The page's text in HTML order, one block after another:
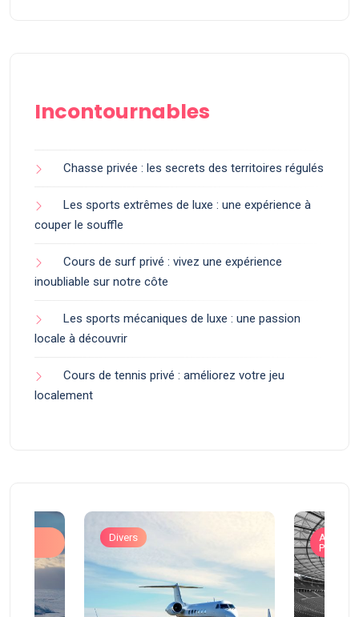
Incontournables
Chasse privée : les secrets des territoires régulés
Les sports extrêmes de luxe : une expérience à
couper le souffle
Cours de surf privé : vivez une expérience
inoubliable sur notre côte
Les sports mécaniques de luxe : une passion
locale à découvrir
Cours de tennis privé : améliorez votre jeu
localement
Divers
Art de